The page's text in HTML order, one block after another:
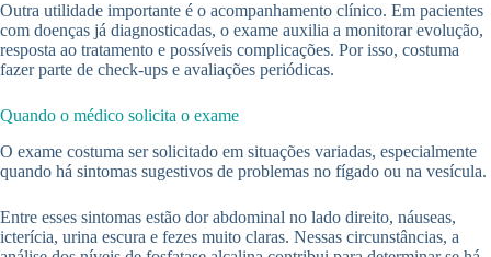
Outra utilidade importante é o acompanhamento clínico. Em pacientes
com doenças já diagnosticadas, o exame auxilia a monitorar evolução,
resposta ao tratamento e possíveis complicações. Por isso, costuma
fazer parte de check-ups e avaliações periódicas.
Quando o médico solicita o exame
O exame costuma ser solicitado em situações variadas, especialmente
quando há sintomas sugestivos de problemas no fígado ou na vesícula.
Entre esses sintomas estão dor abdominal no lado direito, náuseas,
icterícia, urina escura e fezes muito claras. Nessas circunstâncias, a